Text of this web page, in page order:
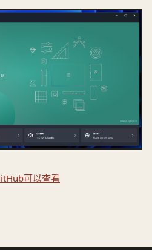
可以查看